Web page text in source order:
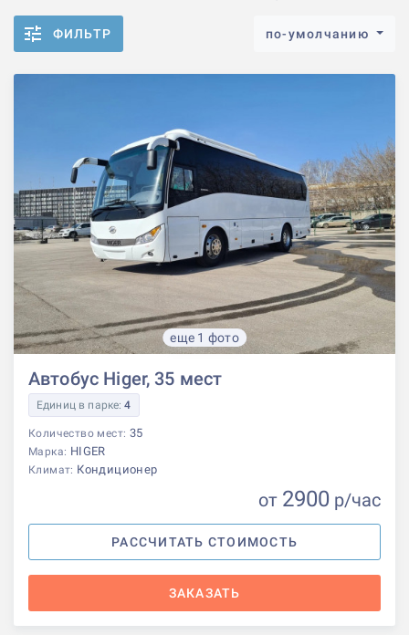
ФИЛЬТР по-умолчанию
еще 1 фото
Автобус Higer, 35 мест
Единиц в парке:4
Количество мест: 35
Марка: HIGER
Климат: Кондиционер
от 2900 р/час
РАССЧИТАТЬ СТОИМОСТЬ
ЗАКАЗАТЬ